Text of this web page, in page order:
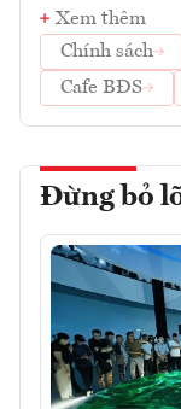
Xem thêm
Chính sách
Cafe BĐS
Đừng bỏ